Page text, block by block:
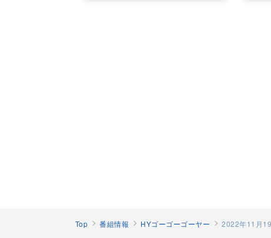
Top 番組情報 HYゴーゴーゴーヤー 2022年11月